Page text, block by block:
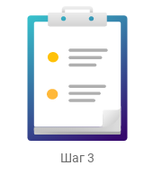
Шаг 3